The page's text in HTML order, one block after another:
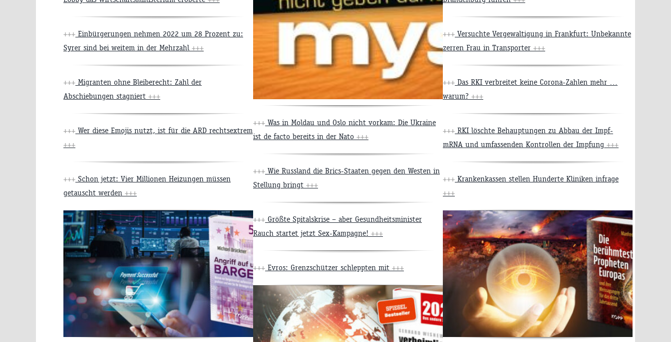
+++ Einbürgerungen nehmen 2022 um 28 Prozent zu:
Syrer sind bei weitem in der Mehrzahl +++
+++ Migranten ohne Bleiberecht: Zahl der
Abschiebungen stagniert +++
+++ Wer diese Emojis nutzt, ist für die ARD rechtsextrem
+++
+++ Schon jetzt: Vier Millionen Heizungen müssen
getauscht werden +++
+++ Was in Moldau und Oslo nicht vorkam: Die Ukraine
ist de facto bereits in der Nato +++
+++ Wie Russland die Brics-Staaten gegen den Westen in
Stellung bringt +++
+++ Größte Spitalskrise – aber Gesundheitsminister
Rauch startet jetzt Sex-Kampagne! +++
+++ Evros: Grenzschützer schleppten mit +++
+++ Versuchte Vergewaltigung in Frankfurt: Unbekannte
zerren Frau in Transporter +++
+++ Das RKI verbreitet keine Corona-Zahlen mehr …
warum? +++
+++ RKI löschte Behauptungen zu Abbau der Impf-
mRNA und umfassenden Kontrollen der Impfung +++
+++ Krankenkassen stellen Hunderte Kliniken infrage
+++